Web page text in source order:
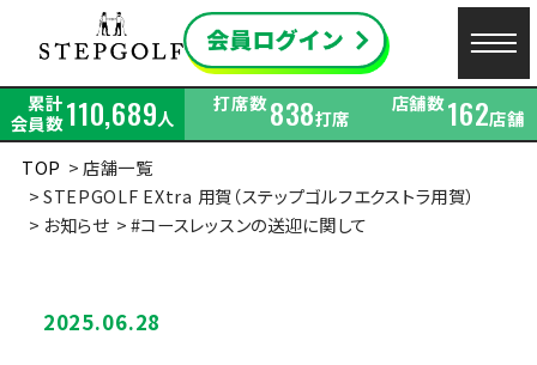
累計
会員数110,689人
打席数838打席
店舗数162店舗
TOP
店舗一覧
STEPGOLF EXtra 用賀（ステップゴルフエクストラ用賀）
お知らせ
#コースレッスンの送迎に関して
2025.06.28